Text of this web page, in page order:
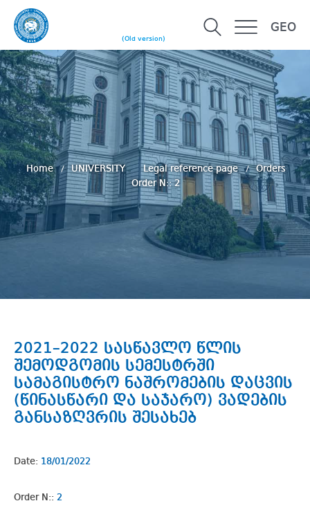
(Old version)
GEO
Home UNIVERSITY Legal reference page
Orders
Order N:: 2
2021–2022 სასწავლო წლის
შემოდგომის სემესტრში
სამაგისტრო ნაშრომების დაცვის
(წინასწარი და საჯარო) ვადების
განსაზღვრის შესახებ
Date: 18/01/2022
Order N:: 2